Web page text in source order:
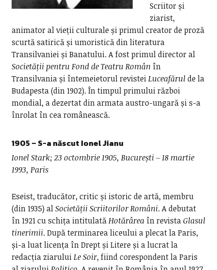
Scriitor și
ziarist,
animator al vieții culturale și primul creator de proză
scurtă satirică și umoristică din literatura
Transilvaniei și Banatului. A fost primul director al
Societății pentru Fond de Teatru Român în
Transilvania și întemeietorul revisteiLuceafărul de la
Budapesta (din 1902). În timpul primului război
mondial, a dezertat din armata austro-ungară și s-a
înrolat în cea românească.
1905 – S-a născut Ionel Jianu
Ionel Stark; 23 octombrie 1905, București – 18 martie
1993, Paris
Eseist, traducător, critic și istoric de artă, membru
(din 1935) alSocietății Scriitorilor Români. A debutat
în 1921 cu schița intitulatăHotărârea în revistaGlasul
tinerimii. După terminarea liceului a plecat la Paris,
și-a luat licența în Drept și Litere și a lucrat la
redacția ziaruluiLe Soir, fiind corespondent la Paris